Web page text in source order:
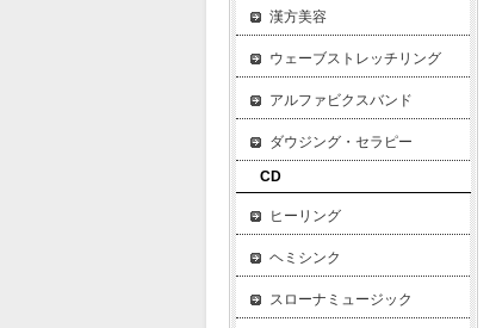
漢方美容
ウェーブストレッチリング
アルファビクスバンド
ダウジング・セラピー
CD
ヒーリング
ヘミシンク
スローナミュージック